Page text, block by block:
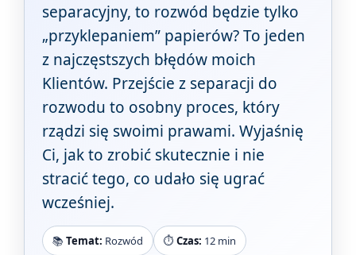
separacyjny, to rozwód będzie tylko
„przyklepaniem” papierów? To jeden
z najczęstszych błędów moich
Klientów. Przejście z separacji do
rozwodu to osobny proces, który
rządzi się swoimi prawami. Wyjaśnię
Ci, jak to zrobić skutecznie i nie
stracić tego, co udało się ugrać
wcześniej.
📚Temat: Rozwód ⏱️ Czas: 12 min